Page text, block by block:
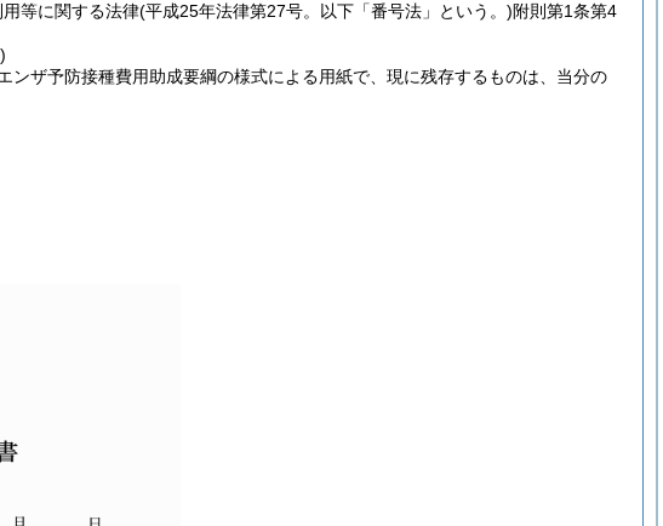
等に関する法律(平成25年法律第27号。以下「番号法」という。)附則第1条第4
ザ予防接種費用助成要綱の様式による用紙で、現に残存するものは、当分の